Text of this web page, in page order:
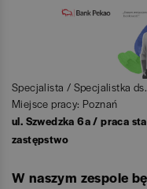
Specjalista / Specjalistka
Miejsce pracy: Poznań
ul. Szwedzka 6a / praca
zastępstwo
W naszym zespole